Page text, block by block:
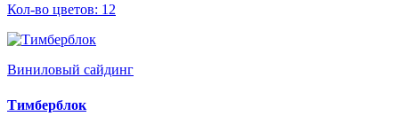
Кол-во цветов: 12
Виниловый сайдинг
Тимберблок